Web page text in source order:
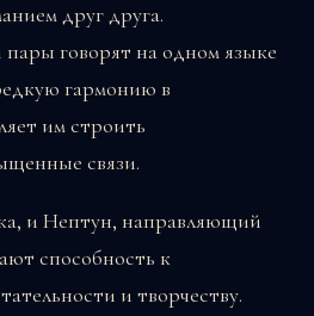
друг друга.
говорят на одном языке
гармонию в
им строить
связи.
и Нептун, направляющий
способность к
и творчеству.